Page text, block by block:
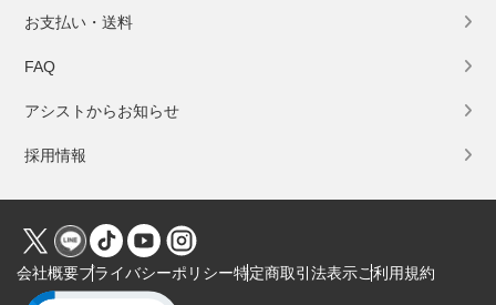
お支払い・送料
FAQ
アシストからお知らせ
採用情報
会社概要プライバシーポリシー特定商取引法表示ご利用規約
Click to open certificate verification popup